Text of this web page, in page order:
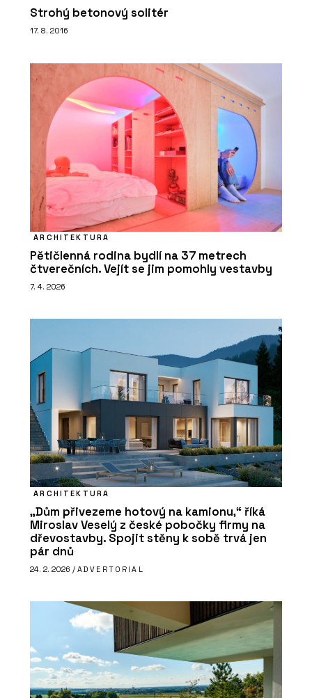
Strohý betonový solitér
17. 8. 2016
ARCHITEKTURA
Pětičlenná rodina bydlí na 37 metrech
čtverečních. Vejít se jim pomohly vestavby
7. 4. 2026
ARCHITEKTURA
„Dům přivezeme hotový na kamionu,“ říká
Miroslav Veselý z české pobočky firmy na
dřevostavby. Spojit stěny k sobě trvá jen
pár dnů
24. 2. 2026 / ADVERTORIAL